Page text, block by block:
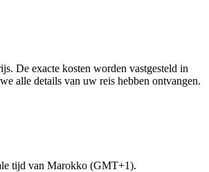
De exacte kosten worden vastgesteld in
alle details van uw reis hebben ontvangen.
tijd van Marokko (GMT+1).